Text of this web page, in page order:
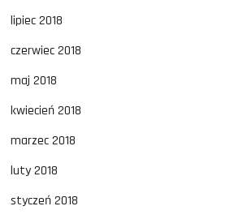
lipiec 2018
czerwiec 2018
maj 2018
kwiecień 2018
marzec 2018
luty 2018
styczeń 2018